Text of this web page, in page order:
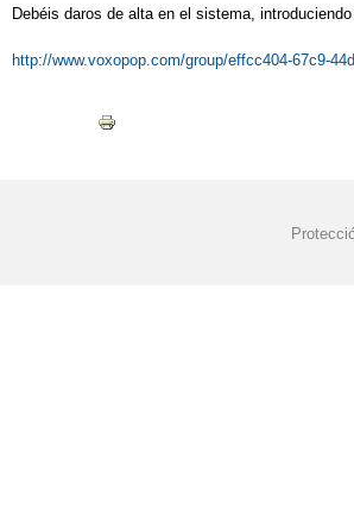
Debéis daros de alta en el sistema,
http://www.voxopop.com/group/effcc404-67c9-